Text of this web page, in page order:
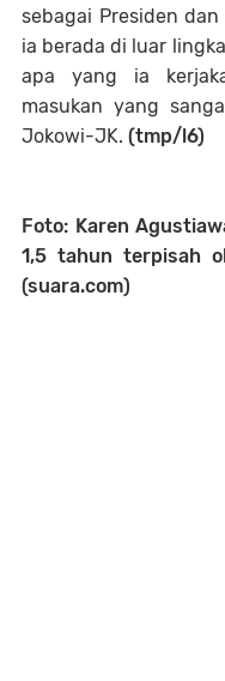
sebagai Presiden
ia berada di luar
apa yang ia
masukan yang
Jokowi-JK. (tmp/l6)
Foto: Karen
1,5 tahun terpisah
(suara.com)